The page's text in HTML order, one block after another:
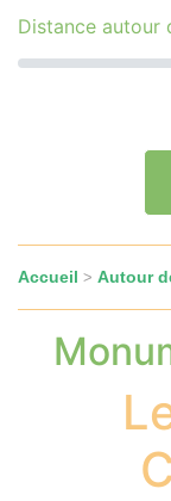
Distance autour
Accueil > Autour